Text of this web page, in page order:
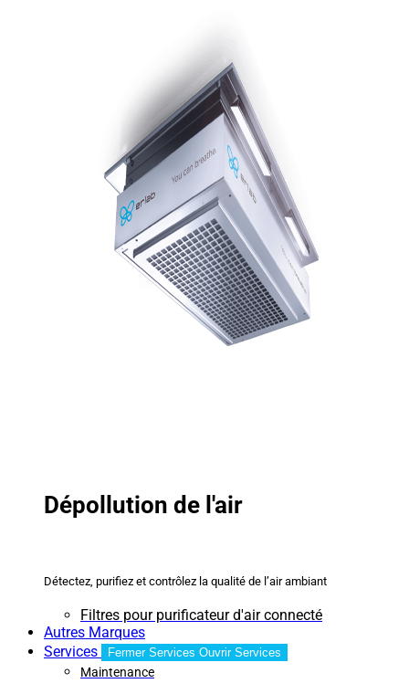
Dépollution de l'air
Détectez, purifiez et contrôlez la qualité de l’air ambiant
Filtres pour purificateur d'air connecté
Autres Marques
Services
Fermer Services Ouvrir Services
Maintenance